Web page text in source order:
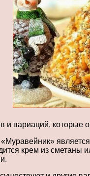
и вариаций, которые
крем из сметаны